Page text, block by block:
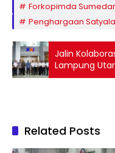
Forkopimda
Penghargaan
Jalin
Lampung
Related Posts